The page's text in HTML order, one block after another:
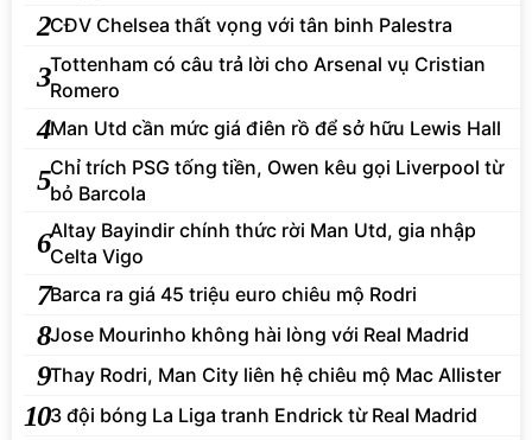
2CĐV Chelsea thất vọng với tân binh Palestra
3Tottenham có câu trả lời cho Arsenal vụ Cristian
Romero
4Man Utd cần mức giá điên rồ để sở hữu Lewis Hall
5Chỉ trích PSG tống tiền, Owen kêu gọi Liverpool từ
bỏ Barcola
6Altay Bayindir chính thức rời Man Utd, gia nhập
Celta Vigo
7Barca ra giá 45 triệu euro chiêu mộ Rodri
8Jose Mourinho không hài lòng với Real Madrid
9Thay Rodri, Man City liên hệ chiêu mộ Mac Allister
103 đội bóng La Liga tranh Endrick từ Real Madrid